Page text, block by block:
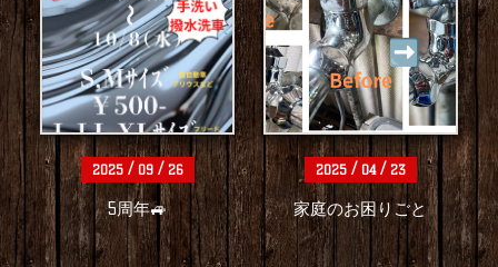
2025/ 09/ 26
5周年🚙
2025/ 04/ 23
家庭のお困りごと